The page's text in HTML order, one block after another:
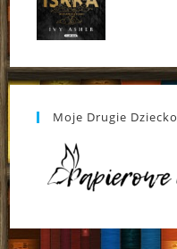
Moje Drugie Dziecko